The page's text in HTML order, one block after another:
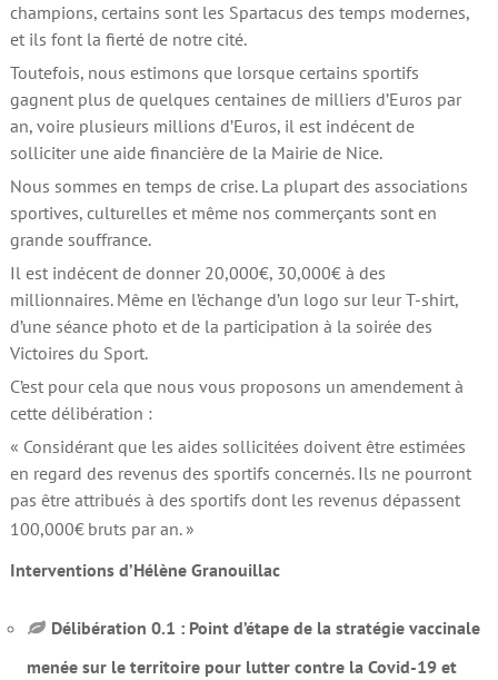
champions, certains sont les Spartacus des temps modernes,
et ils font la fierté de notre cité.
Toutefois, nous estimons que lorsque certains sportifs
gagnent plus de quelques centaines de milliers d’Euros par
an, voire plusieurs millions d’Euros, il est indécent de
solliciter une aide financière de la Mairie de Nice.
Nous sommes en temps de crise. La plupart des associations
sportives, culturelles et même nos commerçants sont en
grande souffrance.
Il est indécent de donner 20,000€, 30,000€ à des
millionnaires. Même en l’échange d’un logo sur leur T-shirt,
d’une séance photo et de la participation à la soirée des
Victoires du Sport.
C’est pour cela que nous vous proposons un amendement à
cette délibération :
« Considérant que les aides sollicitées doivent être estimées
en regard des revenus des sportifs concernés. Ils ne pourront
pas être attribués à des sportifs dont les revenus dépassent
100,000€ bruts par an. »
Interventions d’Hélène Granouillac
Délibération 0.1 : Point d’étape de la stratégie vaccinale
menée sur le territoire pour lutter contre la Covid-19 et